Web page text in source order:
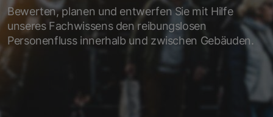
Bewerten, planen und entwerfen Sie mit Hilfe
unseres Fachwissens den reibungslosen
Personenfluss innerhalb und zwischen Gebäuden.